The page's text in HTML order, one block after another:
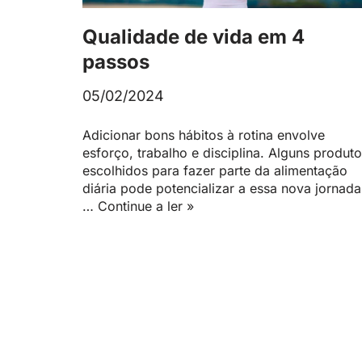
Qualidade de vida em 4
passos
05/02/2024
Adicionar bons hábitos à rotina envolve
esforço, trabalho e disciplina. Alguns
escolhidos para fazer parte da alimentação
diária pode potencializar a essa nova
… Continue a ler »